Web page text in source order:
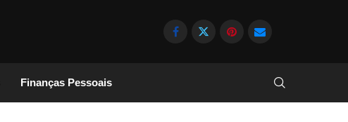
Finanças Pessoais